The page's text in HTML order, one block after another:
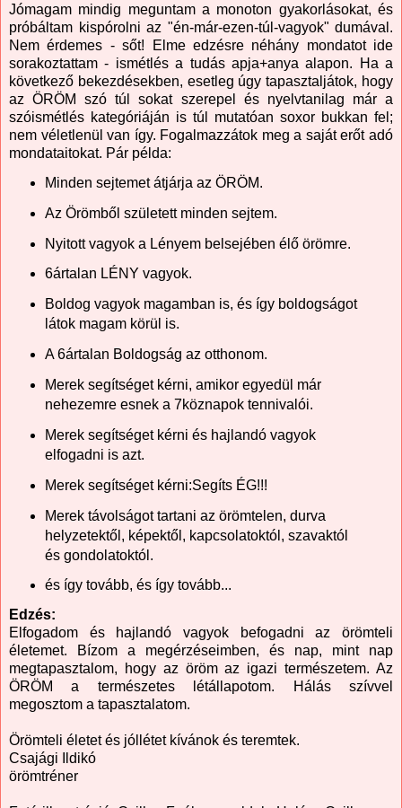
Jómagam mindig meguntam a monoton gyakorlásokat, és
próbáltam kispórolni az "én-már-ezen-túl-vagyok" dumával.
Nem érdemes - sőt! Elme edzésre néhány mondatot ide
sorakoztattam - ismétlés a tudás apja+anya alapon. Ha a
következő bekezdésekben, esetleg úgy tapasztaljátok, hogy
az ÖRÖM szó túl sokat szerepel és nyelvtanilag már a
szóismétlés kategóriáján is túl mutatóan soxor bukkan fel;
nem véletlenül van így. Fogalmazzátok meg a saját erőt adó
mondataitokat. Pár példa:
Minden sejtemet átjárja az ÖRÖM.
Az Örömből született minden sejtem.
Nyitott vagyok a Lényem belsejében élő örömre.
6ártalan LÉNY vagyok.
Boldog vagyok magamban is, és így boldogságot
látok magam körül is.
A 6ártalan Boldogság az otthonom.
Merek segítséget kérni, amikor egyedül már
nehezemre esnek a 7köznapok tennivalói.
Merek segítséget kérni és hajlandó vagyok
elfogadni is azt.
Merek segítséget kérni:Segíts ÉG!!!
Merek távolságot tartani az örömtelen, durva
helyzetektől, képektől, kapcsolatoktól, szavaktól
és gondolatoktól.
és így tovább, és így tovább...
Edzés:
Elfogadom és hajlandó vagyok befogadni az örömteli
életemet. Bízom a megérzéseimben, és nap, mint nap
megtapasztalom, hogy az öröm az igazi természetem. Az
ÖRÖM a természetes létállapotom. Hálás szívvel
megosztom a tapasztalatom.
Örömteli életet és jóllétet kívánok és teremtek.
Csajági Ildikó
örömtréner